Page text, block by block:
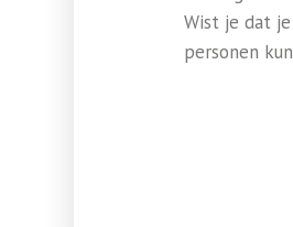
Wist je dat
personen